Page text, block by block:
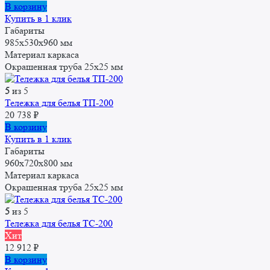
цена
составляла
9
232 ₽.
8
В корзину
Купить в 1 клик
Габариты
985х530х960 мм
Материал каркаса
Окрашенная труба 25x25 мм
5 из 5
Тележка для белья ТП-200
20 738 ₽
В корзину
Купить в 1 клик
Габариты
960x720x800 мм
Материал каркаса
Окрашенная труба 25x25 мм
5 из 5
Тележка для белья ТС-200
Хит
12 912 ₽
В корзину